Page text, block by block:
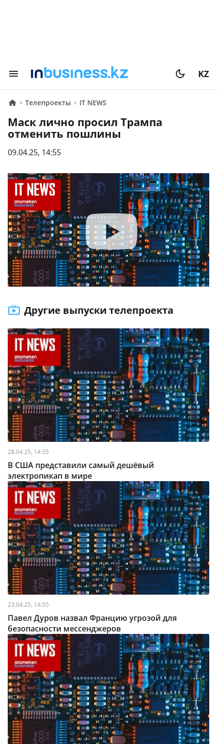
KZ
Телепроекты IТ NEWS
Маск лично просил Трампа
отменить пошлины
09.04.25, 14:55
Другие выпуски телепроекта
28.04.25, 14:55
В США представили самый дешёвый
электропикап в мире
23.04.25, 14:55
Павел Дуров назвал Францию угрозой для
безопасности мессенджеров